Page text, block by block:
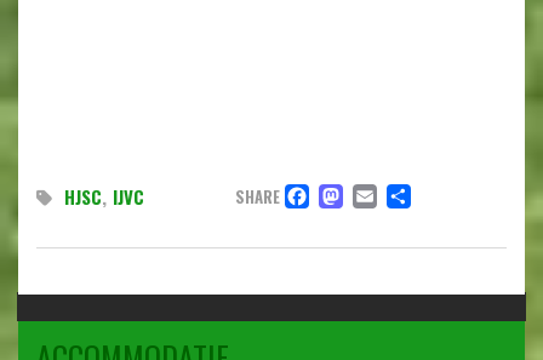
HJSC, IJVC SHARE FACEBOOK
MASTODON
EMAIL